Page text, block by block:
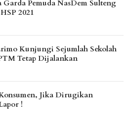
Pemuda NasDem Sulteng
2021
Kunjungi Sejumlah Sekolah
Tetap Dijalankan
Jika Dirugikan
!